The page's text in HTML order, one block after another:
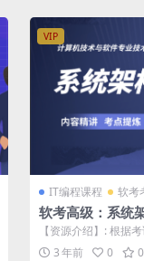
VIP
IT编程课程 软考
软考高级：系统
23
【资源介绍】: 根据
考点进行深入讲解，
3 年前 0 0